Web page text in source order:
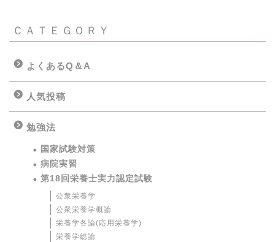
ＣＡＴＥＧＯＲＹ
よくあるQ＆A
人気投稿
勉強法
国家試験対策
病院実習
第18回栄養士実力認定試験
公衆栄養学
公衆栄養学概論
栄養学各論(応用栄養学)
栄養学総論